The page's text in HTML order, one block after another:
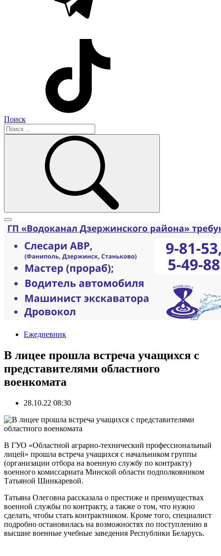
Поиск
Ежедневник
В лицее прошла встреча учащихся с
представителями областного
военкомата
28.10.22 08:30
В ГУО «Областной аграрно-технический профессиональный
лицей» прошла встреча учащихся с начальником группы
(организации отбора на военную службу по контракту)
военного комиссариата Минской области подполковником
Татьяной Шинкаревой.
Татьяна Олеговна рассказала о престиже и преимуществах
военной службы по контракту, а также о том, что нужно
сделать, чтобы стать контрактником. Кроме того, специалист
подробно остановилась на возможностях по поступлению в
высшие военные учебные заведения Республики Беларусь.